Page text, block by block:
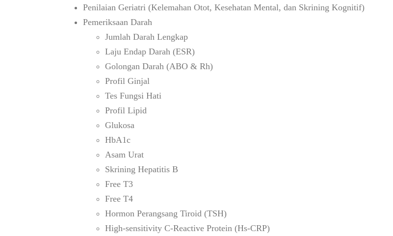
Penilaian Geriatri (Kelemahan Otot, Kesehatan Mental, dan Skrining Kognitif)
Pemeriksaan Darah
Jumlah Darah Lengkap
Laju Endap Darah (ESR)
Golongan Darah (ABO & Rh)
Profil Ginjal
Tes Fungsi Hati
Profil Lipid
Glukosa
HbA1c
Asam Urat
Skrining Hepatitis B
Free T3
Free T4
Hormon Perangsang Tiroid (TSH)
High-sensitivity C-Reactive Protein (Hs-CRP)